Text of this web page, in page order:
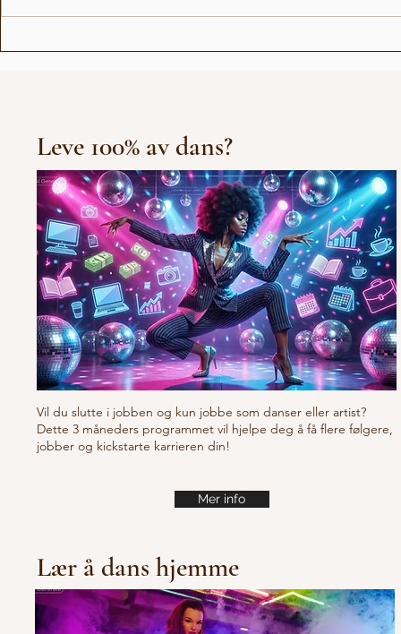
Leve 100% av dans?
Vil du slutte i jobben og kun jobbe som danser eller artist?
Dette 3 måneders programmet vil hjelpe deg å få flere følgere,
jobber og kickstarte karrieren din!
Mer info
Lær å dans hjemme